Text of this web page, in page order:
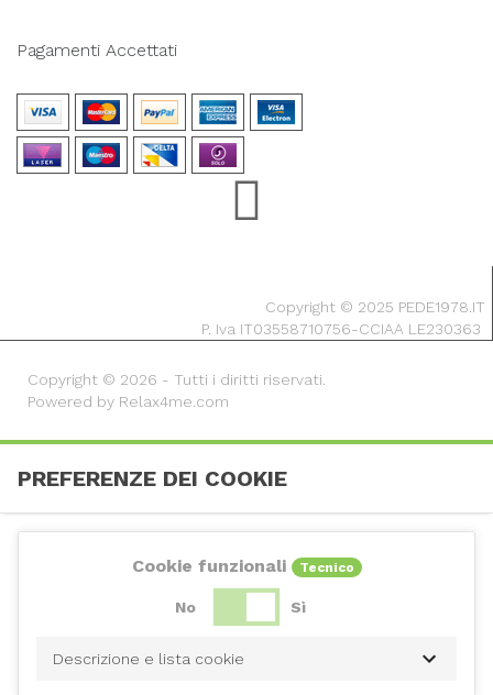
Pagamenti Accettati
Copyright © 2025 PEDE1978.IT
P. Iva IT03558710756-CCIAA LE230363
Copyright © 2026 - Tutti i diritti riservati.
Powered by Relax4me.com
PREFERENZE DEI COOKIE
Cookie funzionali Tecnico
No Sì
Descrizione e lista cookie